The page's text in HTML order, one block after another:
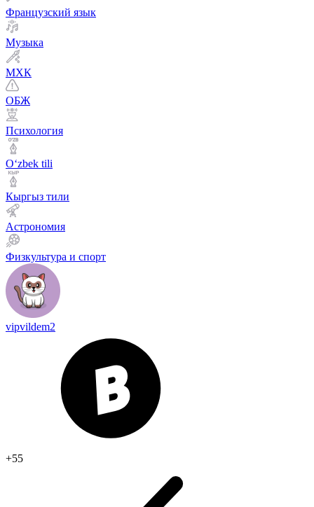
Французский язык
Музыка
МХК
ОБЖ
Психология
Оʻzbek tili
Кыргыз тили
Астрономия
Физкультура и спорт
vipvildem2
+55